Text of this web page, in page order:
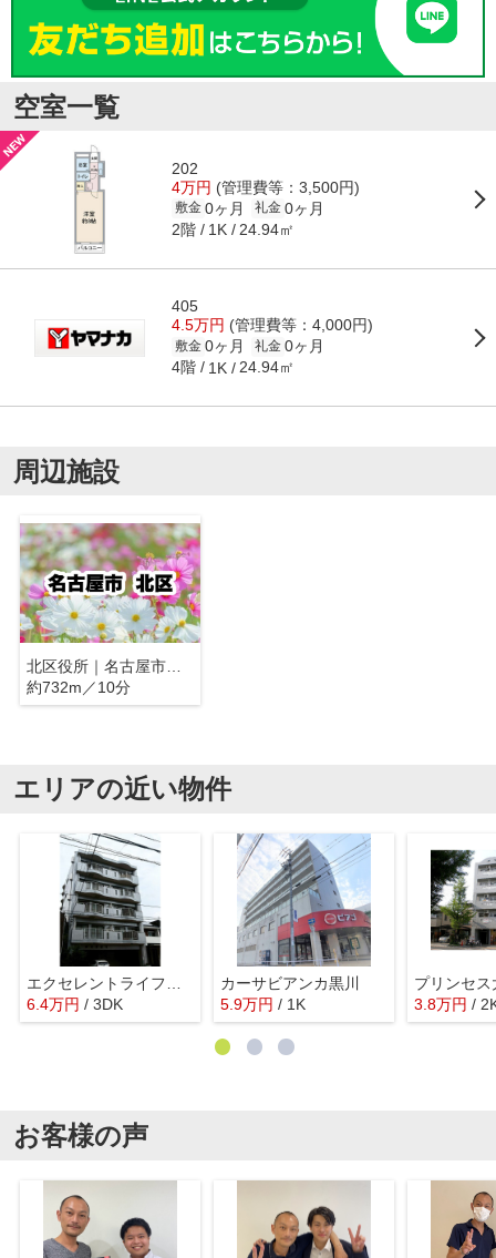
空室一覧
202
4万円 (管理費等：3,500円)
敷金 0ヶ月 礼金 0ヶ月
2階 1K 24.94㎡
405
4.5万円 (管理費等：4,000円)
敷金 0ヶ月 礼金 0ヶ月
4階 1K 24.94㎡
周辺施設
北区役所｜名古屋市北区
約732m／10分
エリアの近い物件
エクセレントライフ清水
6.4万円 / 3DK
カーサビアンカ黒川
5.9万円 / 1K
プリンセス
3.8万円 /
お客様の声